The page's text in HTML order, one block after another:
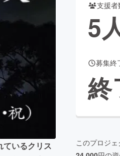
ビューティー・ヘルスケ
CAMPFIRE Creation
machi-yaコミュニティ
ているクリス
支援者
5
募集終
終
このプロジ